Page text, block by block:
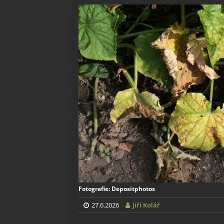
Fotografie: Depositphotos
27.6.2026 Jiří Kolář